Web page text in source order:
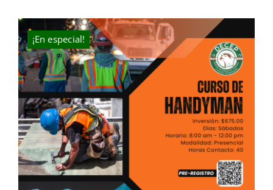
was:
$300.00.
is:
$225.00.
¡En especial!